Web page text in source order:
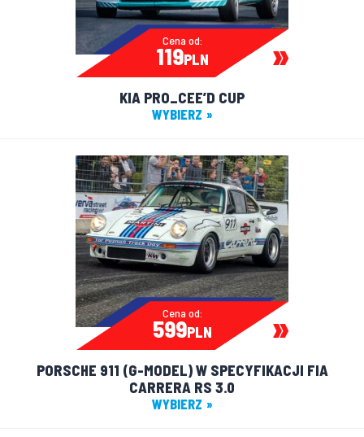
Cena od:
119PLN
KIA PRO_CEE’D CUP
WYBIERZ
Cena od:
599PLN
PORSCHE 911 (G-MODEL) W SPECYFIKACJI FIA
CARRERA RS 3.0
WYBIERZ